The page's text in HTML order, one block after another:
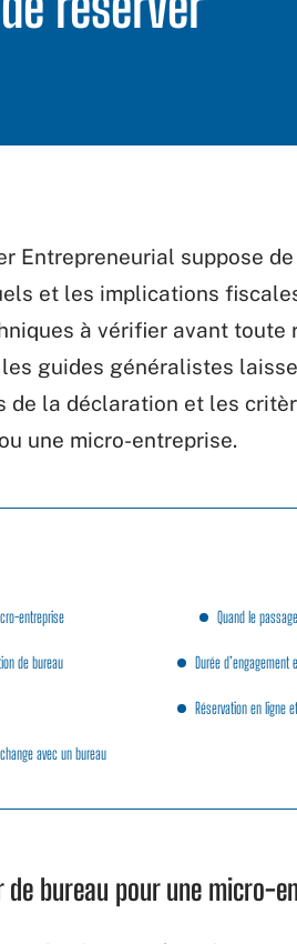
Entrepreneurial suppose
et les implications
à vérifier avant toute
les guides généralistes
de la déclaration et les
une micro-entreprise.
entreprise
de bureau
avec un bureau
Quand le
Durée
Réservation en ligne
bureau pour une micro-